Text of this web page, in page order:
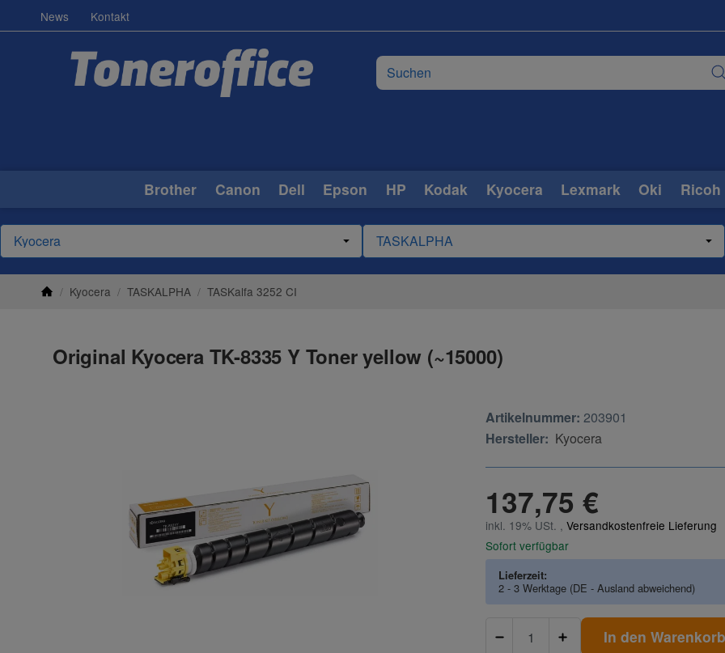
News Kontakt
Brother Canon Dell Epson HP Kodak Kyocera Lexmark Oki Ricoh
/ Kyocera / TASKALPHA / TASKalfa 3252 CI
Original Kyocera TK-8335 Y Toner yellow (~15000)
Artikelnummer: 203901
Hersteller: Kyocera
137,75 €
inkl. 19% USt. ,Versandkostenfreie Lieferung
Sofort verfügbar
Lieferzeit:
2 - 3 Werktage (DE - Ausland abweichend)
In den